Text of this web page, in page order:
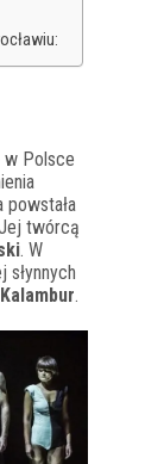
w Polsce
powstała
twórcą
. W
słynnych
Kalambur.